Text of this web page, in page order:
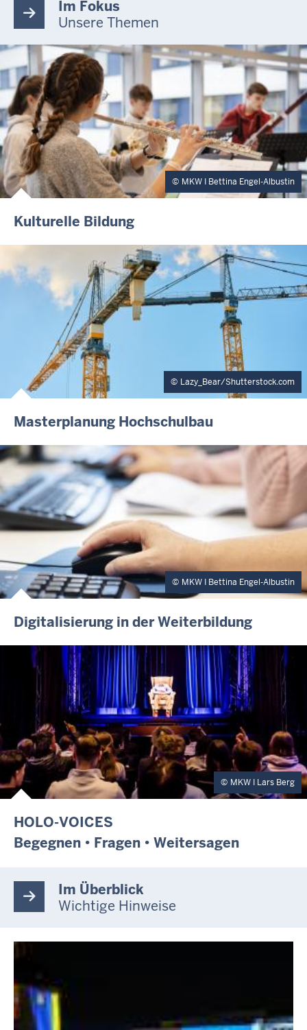
Im Fokus
Unsere Themen
MKW I Bettina Engel-Albustin
Kulturelle Bildung
Lazy_Bear/Shutterstock.com
Masterplanung Hochschulbau
MKW I Bettina Engel-Albustin
Digitalisierung in der Weiterbildung
MKW I Lars Berg
HOLO-VOICES
Begegnen • Fragen • Weitersagen
Im Überblick
Wichtige Hinweise